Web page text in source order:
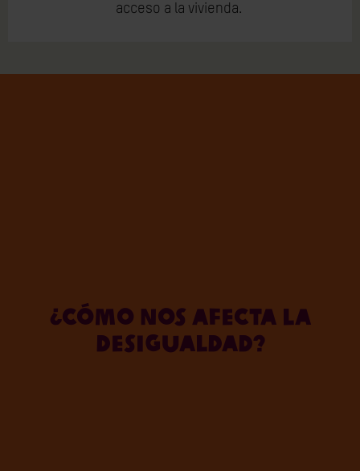
acceso a la vivienda.
¿Cómo nos afecta la
desigualdad?